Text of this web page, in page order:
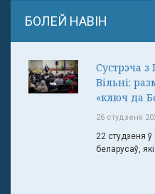
БОЛЕЙ НАВІН
Сустрэча
Вільні:
«ключ да
26 студзеня
22 студзеня ў
беларусаў,